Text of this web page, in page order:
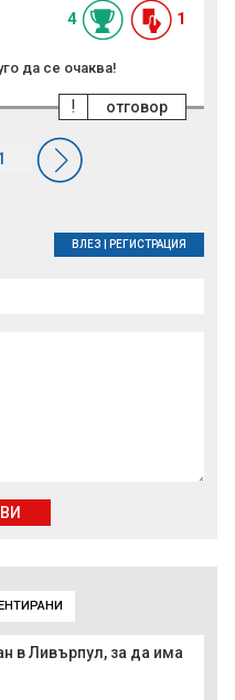
в Ливърпул, за да има
4 1
да се очаква!
отговор
!
ВЛЕЗ РЕГИСТРАЦИЯ